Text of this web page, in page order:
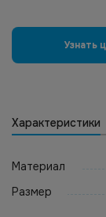
Узнать
Характеристики
Материал
Размер